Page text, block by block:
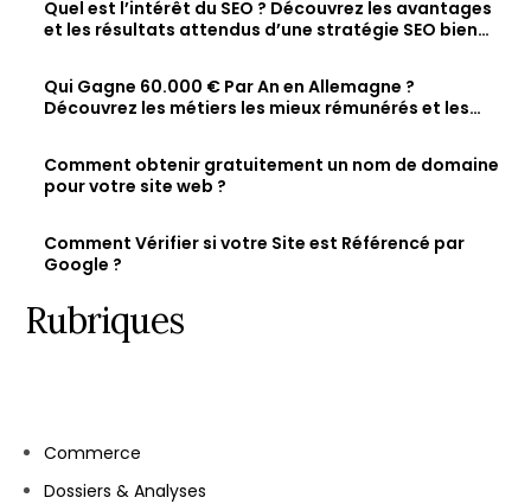
Quel est l’intérêt du SEO ? Découvrez les avantages
et les résultats attendus d’une stratégie SEO bien
Qui Gagne 60.000 € Par An en Allemagne ?
Découvrez les métiers les mieux rémunérés et les
Comment obtenir gratuitement un nom de domaine
pour votre site web ?
Comment Vérifier si votre Site est Référencé par
Google ?
Rubriques
Commerce
Dossiers & Analyses